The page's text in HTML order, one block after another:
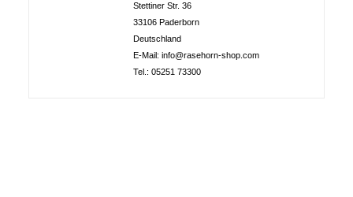
Stettiner Str. 36
33106 Paderborn
Deutschland
E-Mail: info@rasehorn-shop.com
Tel.: 05251 73300